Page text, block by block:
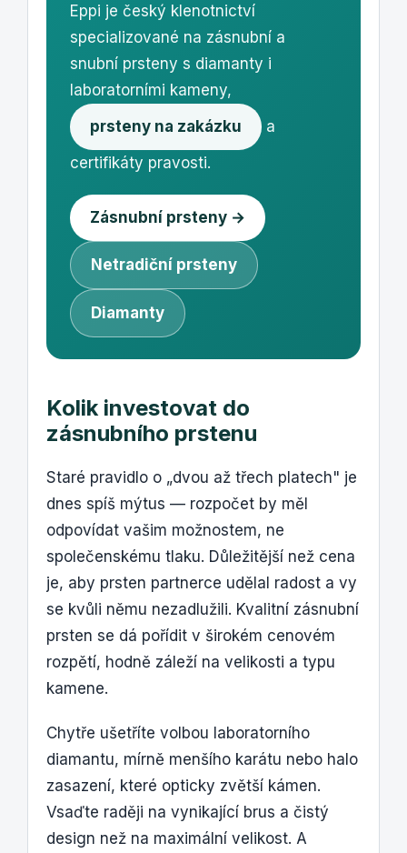
Eppi je český klenotnictví
specializované na zásnubní a
snubní prsteny s diamanty i
laboratorními kameny,
prsteny na zakázku
a
certifikáty pravosti.
Zásnubní prsteny →
Netradiční prsteny
Diamanty
Kolik investovat do
zásnubního prstenu
Staré pravidlo o „dvou až třech platech" je
dnes spíš mýtus — rozpočet by měl
odpovídat vašim možnostem, ne
společenskému tlaku. Důležitější než cena
je, aby prsten partnerce udělal radost a vy
se kvůli němu nezadlužili. Kvalitní zásnubní
prsten se dá pořídit v širokém cenovém
rozpětí, hodně záleží na velikosti a typu
kamene.
Chytře ušetříte volbou laboratorního
diamantu, mírně menšího karátu nebo halo
zasazení, které opticky zvětší kámen.
Vsaďte raději na vynikající brus a čistý
design než na maximální velikost. A